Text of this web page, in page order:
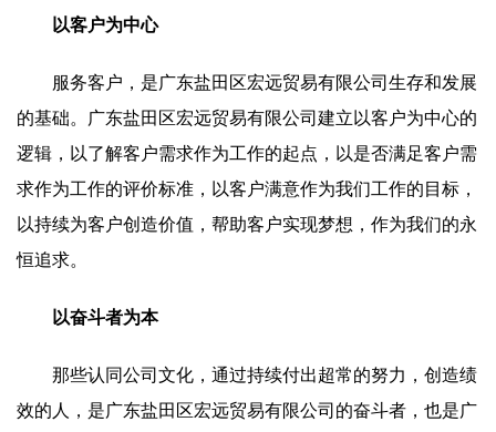
以客户为中心
服务客户，是广东盐田区宏远贸易有限公司生存和发展
的基础。广东盐田区宏远贸易有限公司建立以客户为中心的
逻辑，以了解客户需求作为工作的起点，以是否满足客户需
求作为工作的评价标准，以客户满意作为我们工作的目标，
以持续为客户创造价值，帮助客户实现梦想，作为我们的永
恒追求。
以奋斗者为本
那些认同公司文化，通过持续付出超常的努力，创造绩
效的人，是广东盐田区宏远贸易有限公司的奋斗者，也是广